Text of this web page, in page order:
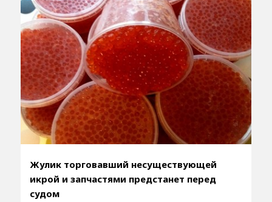
Жулик торговавший несуществующей
икрой и запчастями предстанет перед
судом